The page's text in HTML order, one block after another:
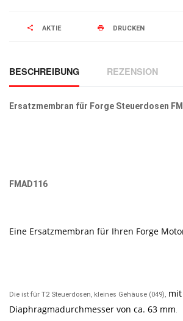
AKTIE DRUCKEN
BESCHREIBUNG REZENSION
Ersatzmembran für Forge Steuerdosen
FMAD116
Eine Ersatzmembran für Ihren Forge
Die ist für T2 Steuerdosen, kleines Gehäuse (049),
Diaphragmadurchmesser von ca. 63 mm.